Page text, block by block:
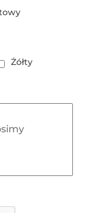
Żółty